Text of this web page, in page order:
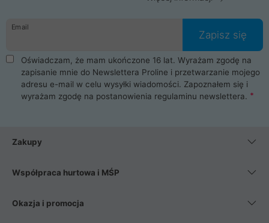
Email
Zapisz się
Oświadczam, że mam ukończone 16 lat. Wyrażam zgodę na
zapisanie mnie do Newslettera Proline i przetwarzanie mojego
adresu e-mail w celu wysyłki wiadomości. Zapoznałem się i
wyrażam zgodę na postanowienia regulaminu newslettera.
Zakupy
Współpraca hurtowa i MŚP
Okazja i promocja